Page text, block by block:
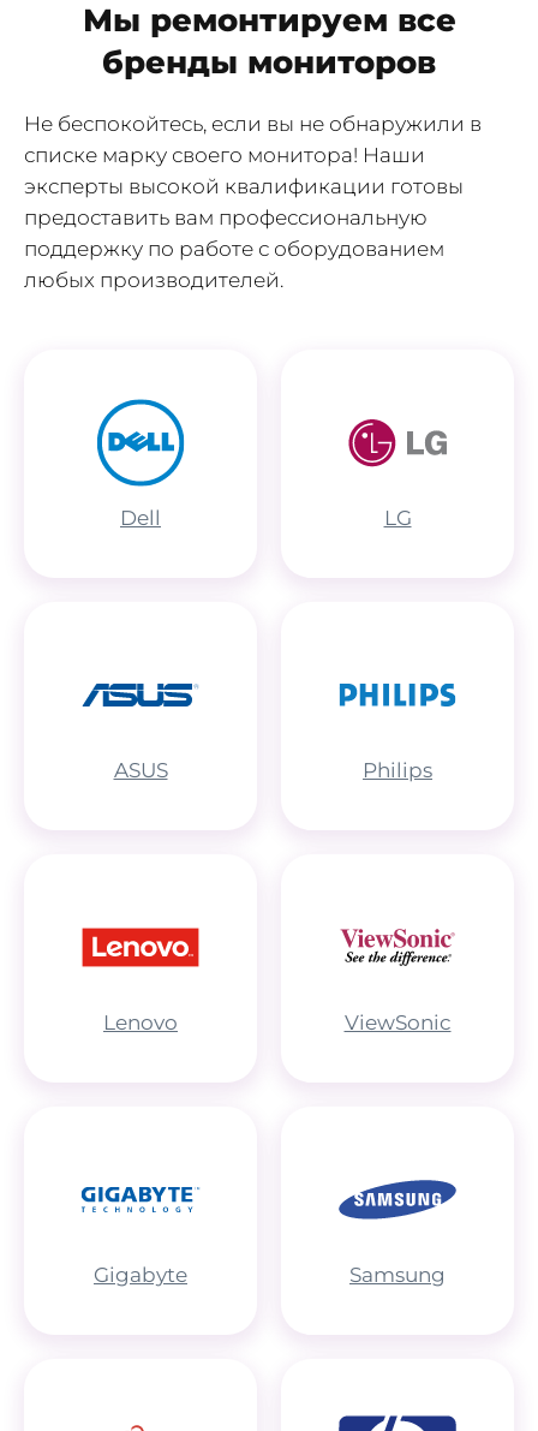
Мы ремонтируем все
бренды мониторов
Не беспокойтесь, если вы не обнаружили в
списке марку своего монитора! Наши
эксперты высокой квалификации готовы
предоставить вам профессиональную
поддержку по работе с оборудованием
любых производителей.
Dell LG
ASUS Philips
Lenovo ViewSonic
Gigabyte Samsung